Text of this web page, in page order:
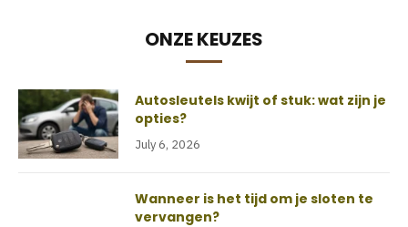
ONZE KEUZES
Autosleutels kwijt of stuk: wat zijn je
opties?
July 6, 2026
Wanneer is het tijd om je sloten te
vervangen?